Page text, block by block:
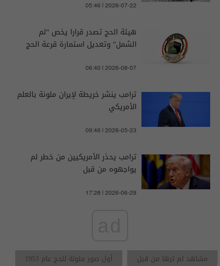
05:46 | 2026-07-22
هيئة الحج تصدر قرارا يخص "لم
الشمل" وتعديل استمارة قرعة الحج
06:40 | 2026-08-07
ترامب ينشر خريطة لإيران ملونة بالعلم
الأمريكي
09:46 | 2026-05-23
ترامب يحذر الأمريكيين من خطر لم
يواجهوه من قبل
17:28 | 2026-06-29
مشاهد لم ترها من قبل
أول صور ملونة للحج عام 1953